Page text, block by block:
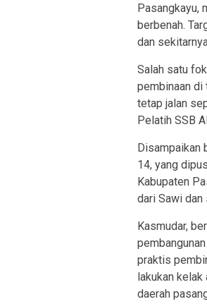
Pasangkayu,
berbenah.
dan
Salah satu
pembinaan di
tetap jalan
Pelatih SSB
Disampaikan
14, yang
Kabupaten
dari Sawi dan
Kasmudar,
praktis
lakukan
daerah